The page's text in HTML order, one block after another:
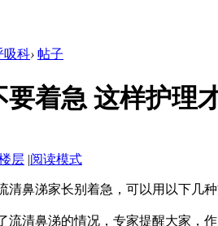
吸科› 帖子
着急 这样护理
层 |阅读模式
鼻涕家长别着急，可以用以下几
鼻涕的情况，专家提醒大家，作